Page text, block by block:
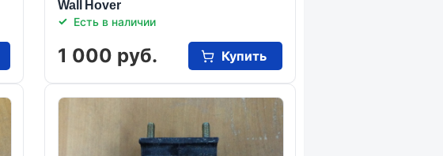
Wall Hover
Есть в наличии
1 000 руб. Купить